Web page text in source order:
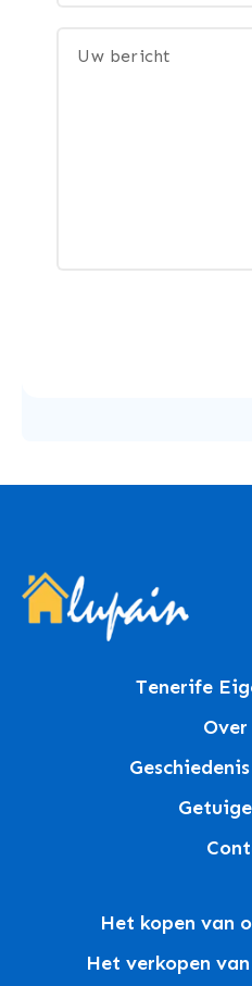
Tenerife
Over
Het kopen van
Het verkopen